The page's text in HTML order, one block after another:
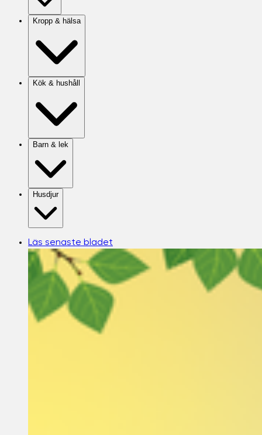
Kropp & hälsa
Kök & hushåll
Barn & lek
Husdjur
Läs senaste bladet